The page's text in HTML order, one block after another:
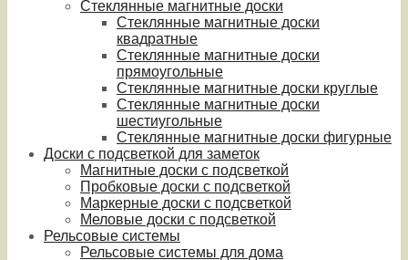
Стеклянные магнитные доски
Стеклянные магнитные доски
квадратные
Стеклянные магнитные доски
прямоугольные
Стеклянные магнитные доски круглые
Стеклянные магнитные доски
шестиугольные
Стеклянные магнитные доски фигурные
Доски с подсветкой для заметок
Магнитные доски с подсветкой
Пробковые доски с подсветкой
Маркерные доски с подсветкой
Меловые доски с подсветкой
Рельсовые системы
Рельсовые системы для дома